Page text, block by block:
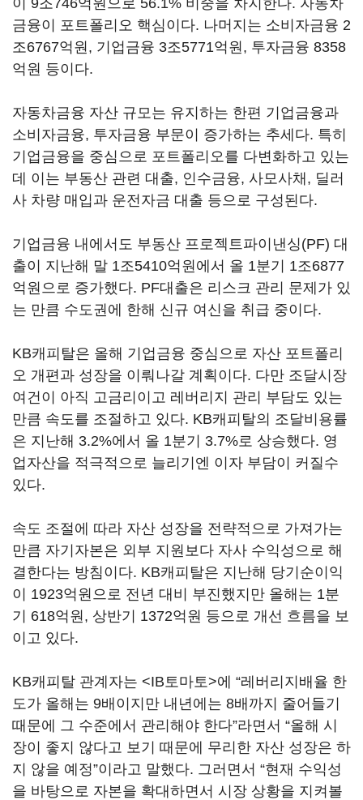
이 9조746억원으로 56.1% 비중을 차지한다. 자동차
금융이 포트폴리오 핵심이다. 나머지는 소비자금융 2
조6767억원, 기업금융 3조5771억원, 투자금융 8358
억원 등이다.
자동차금융 자산 규모는 유지하는 한편 기업금융과
소비자금융, 투자금융 부문이 증가하는 추세다. 특히
기업금융을 중심으로 포트폴리오를 다변화하고 있는
데 이는 부동산 관련 대출, 인수금융, 사모사채, 딜러
사 차량 매입과 운전자금 대출 등으로 구성된다.
기업금융 내에서도 부동산 프로젝트파이낸싱(PF) 대
출이 지난해 말 1조5410억원에서 올 1분기 1조6877
억원으로 증가했다. PF대출은 리스크 관리 문제가 있
는 만큼 수도권에 한해 신규 여신을 취급 중이다.
KB캐피탈은 올해 기업금융 중심으로 자산 포트폴리
오 개편과 성장을 이뤄나갈 계획이다. 다만 조달시장
여건이 아직 고금리이고 레버리지 관리 부담도 있는
만큼 속도를 조절하고 있다. KB캐피탈의 조달비용률
은 지난해 3.2%에서 올 1분기 3.7%로 상승했다. 영
업자산을 적극적으로 늘리기엔 이자 부담이 커질수
있다.
속도 조절에 따라 자산 성장을 전략적으로 가져가는
만큼 자기자본은 외부 지원보다 자사 수익성으로 해
결한다는 방침이다. KB캐피탈은 지난해 당기순이익
이 1923억원으로 전년 대비 부진했지만 올해는 1분
기 618억원, 상반기 1372억원 등으로 개선 흐름을 보
이고 있다.
KB캐피탈 관계자는 <IB토마토>에 “레버리지배율 한
도가 올해는 9배이지만 내년에는 8배까지 줄어들기
때문에 그 수준에서 관리해야 한다”라면서 “올해 시
장이 좋지 않다고 보기 때문에 무리한 자산 성장은 하
지 않을 예정”이라고 말했다. 그러면서 “현재 수익성
을 바탕으로 자본을 확대하면서 시장 상황을 지켜볼